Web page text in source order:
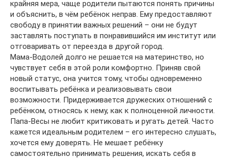
крайняя мера, чаще родители пытаются понять причины
и объяснить, в чём ребёнок неправ. Ему предоставляют
свободу в принятии важных решений – они не будут
заставлять поступать в понравившийся им институт или
отговаривать от переезда в другой город.
Мама-Водолей долго не решается на материнство, но
чувствует себя в этой роли комфортно. Приняв свой
новый статус, она учится тому, чтобы одновременно
воспитывать ребёнка и реализовывать свои
возможности. Придерживается дружеских отношений с
ребёнком, относясь к нему, как к полноценной личности.
Папа-Весы не любит критиковать и ругать детей. Часто
кажется идеальным родителем – его интересно слушать,
хочется ему доверять. Не мешает ребёнку
самостоятельно принимать решения, искать себя в